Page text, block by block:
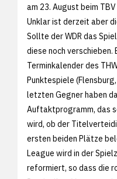
am 23. August beim
Unklar ist derzeit aber
Sollte der WDR das
diese noch verschieben.
Terminkalender des
Punktespiele
letzten Gegner haben
Auftaktprogramm, das
wird, ob der
ersten beiden Plätze
League wird in der
reformiert, so dass die